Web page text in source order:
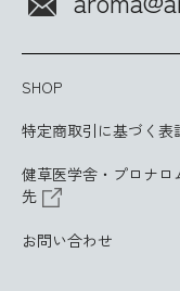
SHOP
特定商取引に基づく表
健草医学舎・プロナロ
先
お問い合わせ